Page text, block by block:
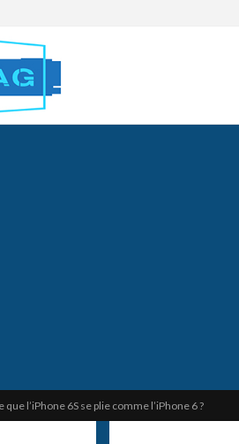
que l’iPhone 6S se plie comme l’iPhone 6 ?